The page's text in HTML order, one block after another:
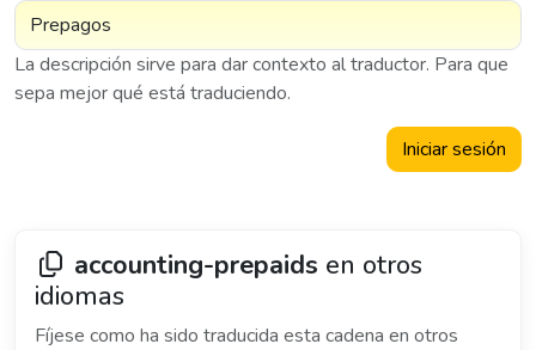
La descripción sirve para dar contexto al traductor. Para que
sepa mejor qué está traduciendo.
Iniciar sesión
accounting-prepaids en otros
idiomas
Fíjese como ha sido traducida esta cadena en otros